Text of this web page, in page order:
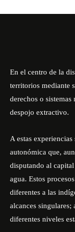
En el centro de la
territorios mediante
derechos o
despojo extractivo.
A estas
autonómica que,
disputando al
agua. Estos
diferentes a las
alcances singulares;
diferentes niveles